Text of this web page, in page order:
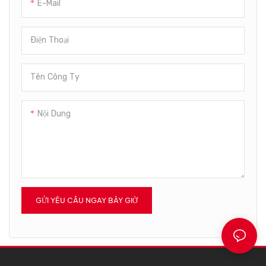
E-Mail
Điện Thoại
Tên Công Ty
Nội Dung
GỬI YÊU CẦU NGAY BÂY GIỜ